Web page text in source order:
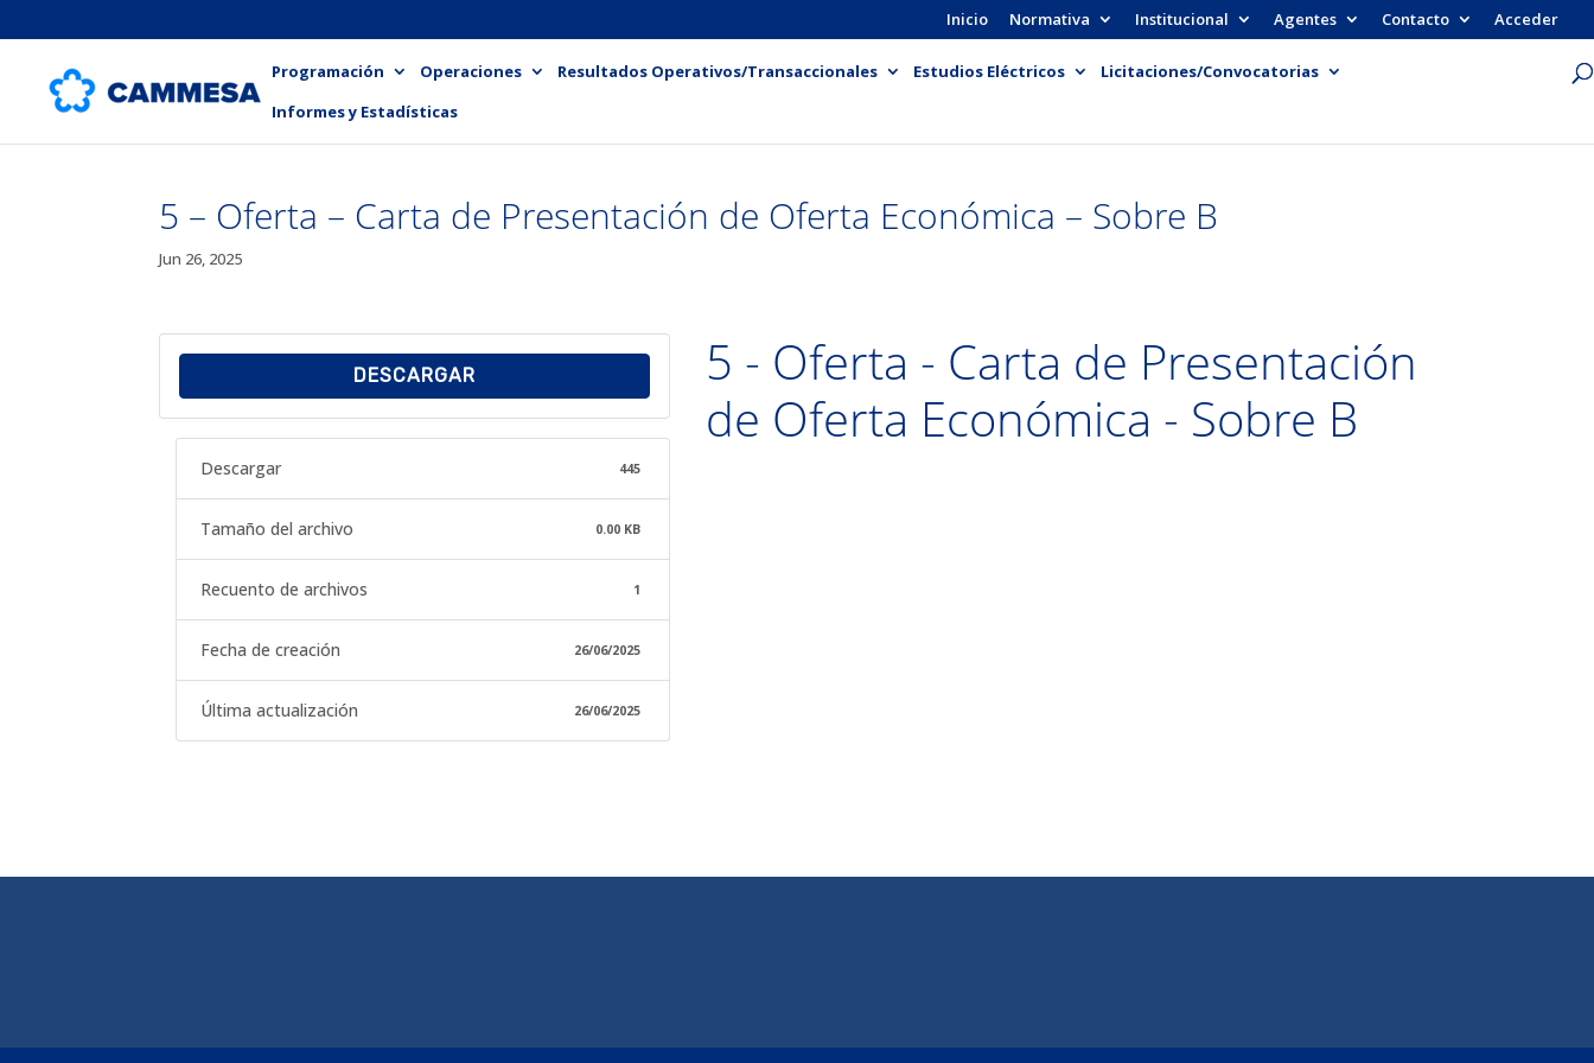
Inicio Normativa Institucional Agentes Contacto Acceder
Programación Operaciones Resultados Operativos/Transaccionales Estudios Eléctricos
Licitaciones/Convocatorias
Informes y Estadísticas
5 – Oferta – Carta de Presentación de Oferta Económica – Sobre B
Jun 26, 2025
DESCARGAR
Descargar 445
Tamaño del archivo 0.00 KB
Recuento de archivos 1
Fecha de creación 26/06/2025
Última actualización 26/06/2025
5 - Oferta - Carta de Presentación
de Oferta Económica - Sobre B